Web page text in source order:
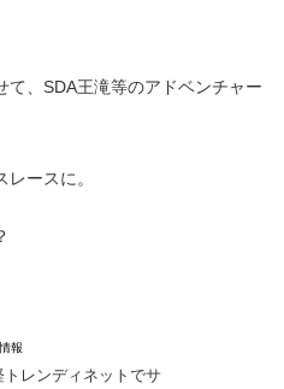
て、SDA王滝等のアドベンチャー
ースに。
報
トレンディネットでサ